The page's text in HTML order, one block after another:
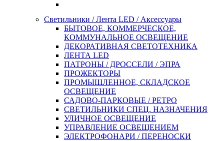
Светильники / Лента LED / Аксессуары
БЫТОВОЕ, КОММЕРЧЕСКОЕ,
КОММУНАЛЬНОЕ ОСВЕЩЕНИЕ
ДЕКОРАТИВНАЯ СВЕТОТЕХНИКА
ЛЕНТА LED
ПАТРОНЫ / ДРОССЕЛИ / ЭПРА
ПРОЖЕКТОРЫ
ПРОМЫШЛЕННОЕ, СКЛАДСКОЕ
ОСВЕЩЕНИЕ
САДОВО-ПАРКОВЫЕ / РЕТРО
СВЕТИЛЬНИКИ СПЕЦ. НАЗНАЧЕНИЯ
УЛИЧНОЕ ОСВЕЩЕНИЕ
УПРАВЛЕНИЕ ОСВЕЩЕНИЕМ
ЭЛЕКТРОФОНАРИ / ПЕРЕНОСКИ